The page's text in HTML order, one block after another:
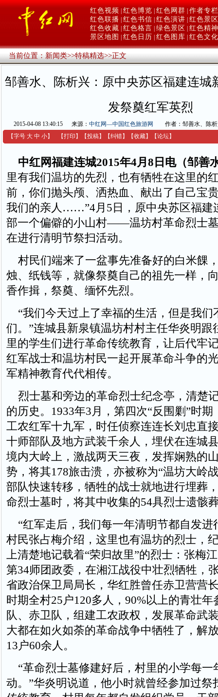
红色视频 红色博览 红色网群 作者专栏
红色联播 红色书信 红色演讲 红色景区
红色收藏 红色格言 绿色景区
红色精神
景区地图
红色日历 红色图库 红色文化
当前位置：新闻类>>特稿精选>>正文
邹善水、陈析兴：原中央苏区福建连城
发祭奠红军英烈
2015-04-08 13:40:15 来源： 中红网—中国红色旅游网
作者：邹善水、陈
【字号 大 中 小】 【打印 】 【投稿】 【纠错】 【收藏】 【论坛】
中红网福建连城2015年4月8日电（邹善
里有我们温坊的先烈，也有牺牲在这里的
前，你们抛头颅、洒热血、献出了自己宝
我们的亲人……”4月5日，原中央苏区福建
部一个偏僻的小山村——温坊村革命烈士
在进行清明节祭扫活动。
村民们端来了一盆事先准备好的白米餜
烛、纸钱等，就像祭奠自己的祖先一样，
香作揖，祭奠、缅怀先烈。
“我们今天过上了幸福的生活，但是我们
们。”连城县新泉镇温坊村村主任华炎明跟
里的学生们进行革命传统教育，让后代牢
红军战士和温坊村民一起开展革命斗争的
军精神教育代代相传。
烈士墓和旁边的革命烈士纪念亭，清楚
的历史。1933年3月，第四次“反围剿”时
工农红军十九军，时任侦察连连长刘忠直
十师部队及地方武装千余人，埋伏在连城
境内大岭上，激战两天三夜，发挥娴熟的
势，将其178旅击溃，亦被称为“温坊大岭
部队快速转移，牺牲的战士就地进行埋葬
命烈士墓时，将其中收集的54具烈士遗骸
“红军走后，我们每一年清明节都自发进
村民张占梅介绍，这里也有温坊的烈士，
上清楚地记载着“荣归故里”的烈士：张梅
第34师团政委，在湘江战役中壮烈牺牲，
省政治保卫局局长，华红胜曾任赤卫营
时期全村25户120多人，90%以上的青壮年
队、赤卫队，组建工农政权，发展革命武
大都在如火如荼的革命战争中牺牲了，解
13户60余人。
“革命烈士墓修建好后，村里的小学每一
动。”华炎明说道，他小时就曾经参加过祭